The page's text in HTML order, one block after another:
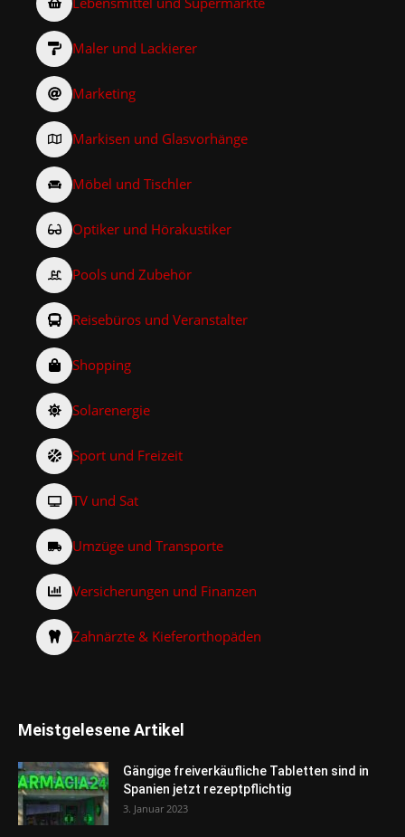
Maler und Lackierer
Marketing
Markisen und Glasvorhänge
Möbel und Tischler
Optiker und Hörakustiker
Pools und Zubehör
Reisebüros und Veranstalter
Shopping
Solarenergie
Sport und Freizeit
TV und Sat
Umzüge und Transporte
Versicherungen und Finanzen
Zahnärzte & Kieferorthopäden
Meistgelesene Artikel
Gängige freiverkäufliche Tabletten sind in
Spanien jetzt rezeptpflichtig
3. Januar 2023